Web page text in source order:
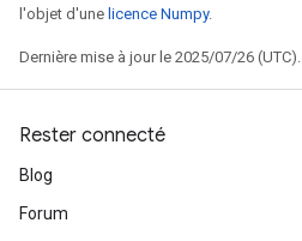
l'objet d'une licence Numpy.
Dernière mise à jour le 2025/07/26 (UTC).
Rester connecté
Blog
Forum